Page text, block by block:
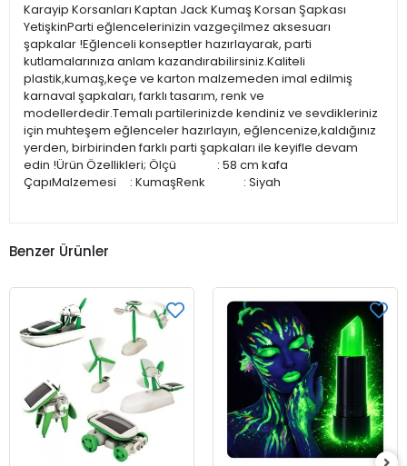
Karayip Korsanları Kaptan Jack Kumaş Korsan Şapkası
YetişkinParti eğlencelerinizin vazgeçilmez aksesuarı
şapkalar !Eğlenceli konseptler hazırlayarak, parti
kutlamalarınıza anlam kazandırabilirsiniz.Kaliteli
plastik,kumaş,keçe ve karton malzemeden imal edilmiş
karnaval şapkaları, farklı tasarım, renk ve
modellerdedir.Temalı partilerinizde kendiniz ve sevdikleriniz
için muhteşem eğlenceler hazırlayın, eğlencenize,kaldığınız
yerden, birbirinden farklı parti şapkaları ile keyifle devam
edin !Ürün Özellikleri; Ölçü : 58 cm kafa
ÇapıMalzemesi : KumaşRenk : Siyah
Benzer Ürünler